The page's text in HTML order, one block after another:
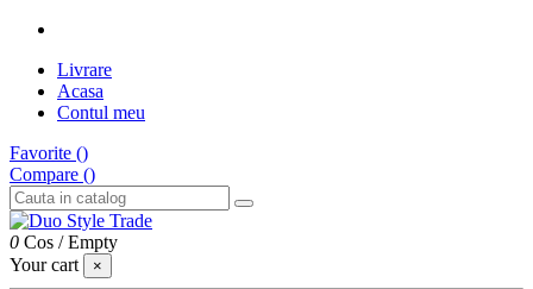
Livrare
Acasa
Contul meu
Favorite ()
Compare ()
0 Cos /Empty
Your cart
×